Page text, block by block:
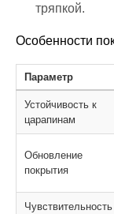
тряпкой.
Особенности
Параметр
Устойчивость к
царапинам
Обновление
покрытия
Чувствительность